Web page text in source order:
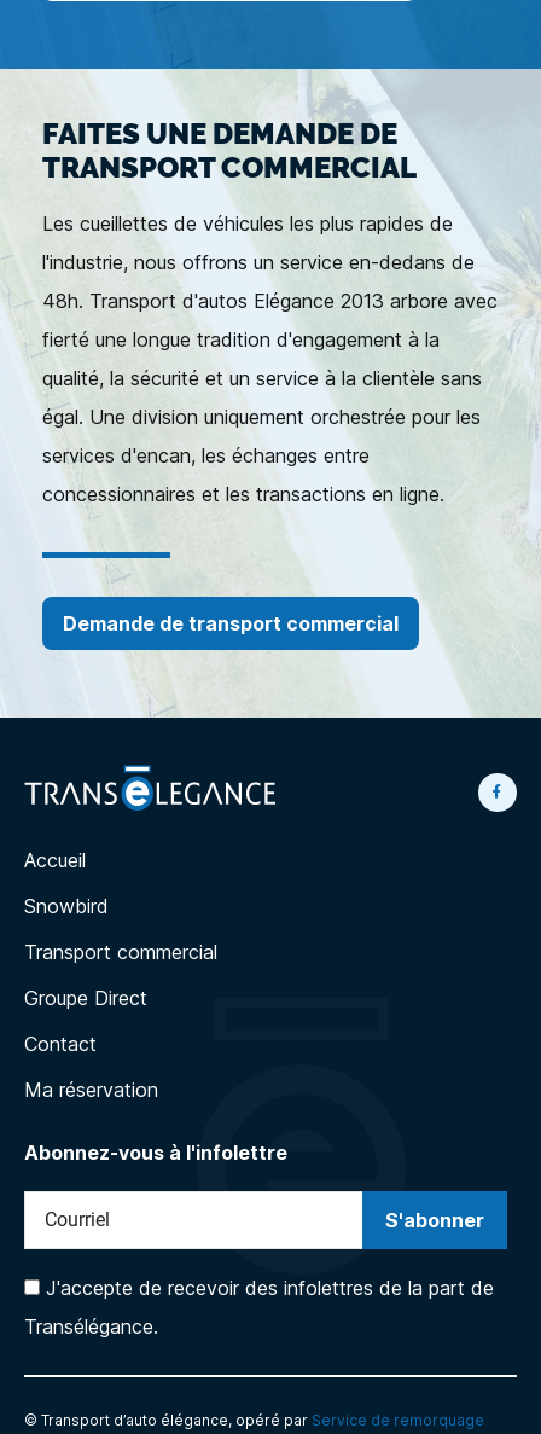
FAITES UNE DEMANDE DE
TRANSPORT COMMERCIAL
Les cueillettes de véhicules les plus rapides de
l'industrie, nous offrons un service en-dedans de
48h. Transport d'autos Elégance 2013 arbore avec
fierté une longue tradition d'engagement à la
qualité, la sécurité et un service à la clientèle sans
égal. Une division uniquement orchestrée pour les
services d'encan, les échanges entre
concessionnaires et les transactions en ligne.
Demande de transport commercial
Accueil
Snowbird
Transport commercial
Groupe Direct
Contact
Ma réservation
Abonnez-vous à l'infolettre
J'accepte de recevoir des infolettres de la part de
Transélégance.
© Transport d’auto élégance, opéré par Service de remorquage